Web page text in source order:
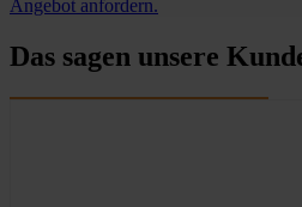
Angebot anfordern.
Das sagen unsere